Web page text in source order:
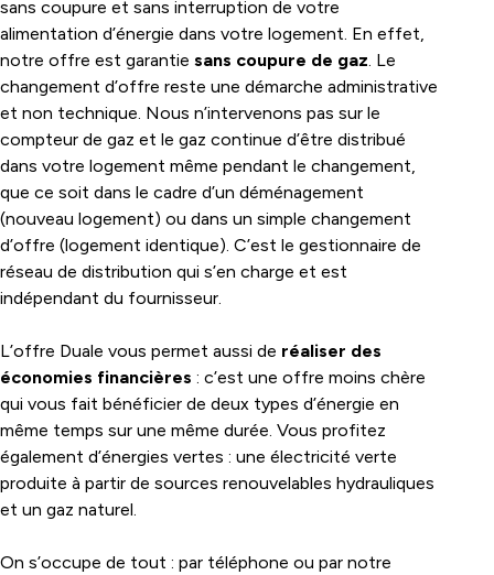
sans coupure et sans interruption de votre
alimentation d’énergie dans votre logement. En effet,
notre offre est garantie sans coupure de gaz. Le
changement d’offre reste une démarche administrative
et non technique. Nous n’intervenons pas sur le
compteur de gaz et le gaz continue d’être distribué
dans votre logement même pendant le changement,
que ce soit dans le cadre d’un déménagement
(nouveau logement) ou dans un simple changement
d’offre (logement identique). C’est le gestionnaire de
réseau de distribution qui s’en charge et est
indépendant du fournisseur.
L’offre Duale vous permet aussi de réaliser des
économies financières : c’est une offre moins chère
qui vous fait bénéficier de deux types d’énergie en
même temps sur une même durée. Vous profitez
également d’énergies vertes : une électricité verte
produite à partir de sources renouvelables hydrauliques
et un gaz naturel.
On s’occupe de tout : par téléphone ou par notre